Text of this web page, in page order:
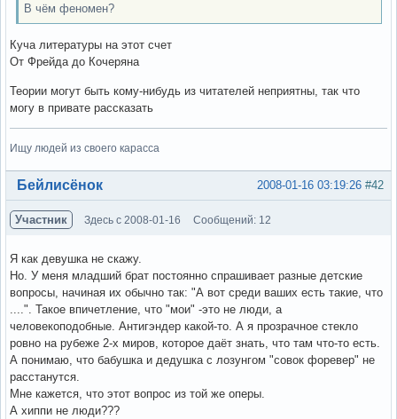
В чём феномен?
Куча литературы на этот счет
От Фрейда до Кочеряна
Теории могут быть кому-нибудь из читателей неприятны, так что
могу в привате рассказать
Ищу людей из своего карасса
Вне форума #42
2008-01-16 03:19:26
Бейлисёнок
Участник Здесь с 2008-01-16 Сообщений: 12
Я как девушка не скажу.
Но. У меня младший брат постоянно спрашивает разные детские
вопросы, начиная их обычно так: "А вот среди ваших есть такие, что
....". Такое впичетление, что "мои" -это не люди, а
человекоподобные. Антигэндер какой-то. А я прозрачное стекло
ровно на рубеже 2-х миров, которое даёт знать, что там что-то есть.
А понимаю, что бабушка и дедушка с лозунгом "совок форевер" не
расстанутся.
Мне кажется, что этот вопрос из той же оперы.
А хиппи не люди???